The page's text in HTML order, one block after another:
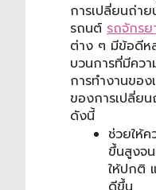
การเปลี่ยนถ่าย
รถนต์ รถจักร
ต่าง ๆ มีข้อดีห
บวนการที่มีคว
การทำงานขอ
ของการเปลี่ยน
ดังนี้
ช่วยให้ค
ขึ้นสูงจ
ให้ปกติ